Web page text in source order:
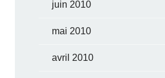
juin 2010
mai 2010
avril 2010